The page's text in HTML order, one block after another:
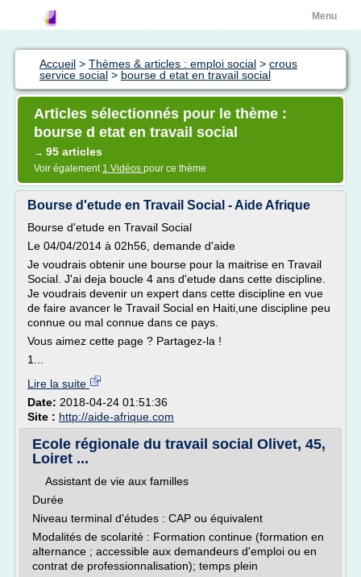
Menu
Accueil > Thèmes & articles : emploi social > crous
service social > bourse d etat en travail social
Articles sélectionnés pour le thème :
bourse d etat en travail social
→ 95 articles
Voir également 1 Vidéos pour ce thème
Bourse d'etude en Travail Social - Aide Afrique
Bourse d'etude en Travail Social
Le 04/04/2014 à 02h56, demande d'aide
Je voudrais obtenir une bourse pour la maitrise en Travail
Social. J'ai deja boucle 4 ans d'etude dans cette discipline.
Je voudrais devenir un expert dans cette discipline en vue
de faire avancer le Travail Social en Haiti,une discipline peu
connue ou mal connue dans ce pays.
Vous aimez cette page ? Partagez-la !
1...
Lire la suite
Date: 2018-04-24 01:51:36
Site : http://aide-afrique.com
Ecole régionale du travail social Olivet, 45,
Loiret ...
Assistant de vie aux familles
Durée
Niveau terminal d'études : CAP ou équivalent
Modalités de scolarité : Formation continue (formation en
alternance ; accessible aux demandeurs d'emploi ou en
contrat de professionnalisation); temps plein